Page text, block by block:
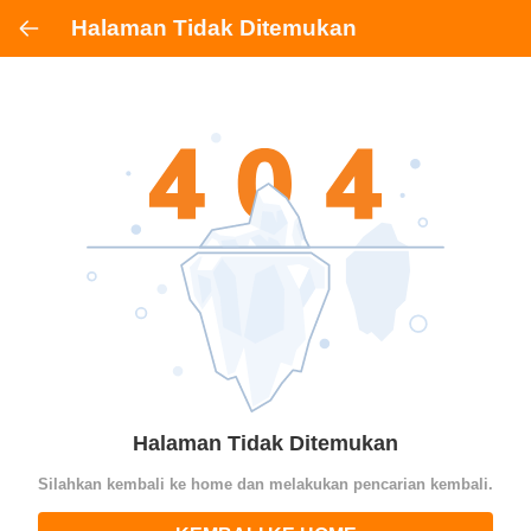
Halaman Tidak Ditemukan
Halaman Tidak Ditemukan
Silahkan kembali ke home dan melakukan pencarian kembali.